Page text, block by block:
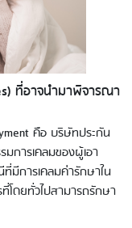
ที่อาจนำมาพิจารณา
คือ บริษัทประกัน
มการเคลมของผู้เอา
มีการเคลมค่ารักษาใน
โดยทั่วไปสามารถรักษา